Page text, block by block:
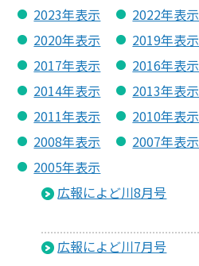
2023年表示
2022年表示
2020年表示
2019年表示
2017年表示
2016年表示
2014年表示
2013年表示
2011年表示
2010年表示
2008年表示
2007年表示
2005年表示
広報によど川8月号
広報によど川7月号